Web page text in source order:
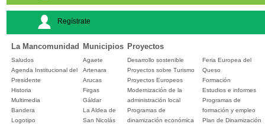
Regístrate
La Mancomunidad Municipios Proyectos
Saludos
Agenda Institucional del
Presidente
Historia
Multimedia
Bandera
Logotipo
Agaete
Artenara
Arucas
Firgas
Gáldar
La Aldea de
San Nicolás
Desarrollo sostenible
Proyectos sobre Turismo
Proyectos Europeos
Modernización de la
administración local
Programas de
dinamización económica
Feria Europea del
Queso
Formación
Estudios e informes
Programas de
formación y empleo
Plan de Dinamización